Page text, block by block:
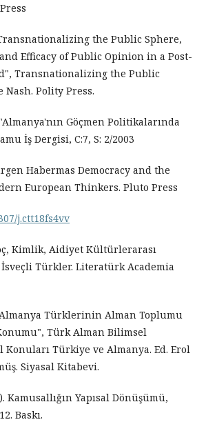
the Public Sphere,
Efficacy of Public Opinion in a Post-
Transnationalizing the Public
Nash. Polity Press.
Göçmen Politikalarında
İş Dergisi, C:7, S: 2/2003
Habermas Democracy and the
European Thinkers. Pluto Press
j.ctt18fs4vv
Kimlik, Aidiyet Kültürlerarası
İsveçli Türkler. Literatürk Academia
Türklerinin Alman Toplumu
Türk Alman Bilimsel
Türkiye ve Almanya. Ed. Erol
Siyasal Kitabevi.
Kamusallığın Yapısal Dönüşümü,
Baskı.